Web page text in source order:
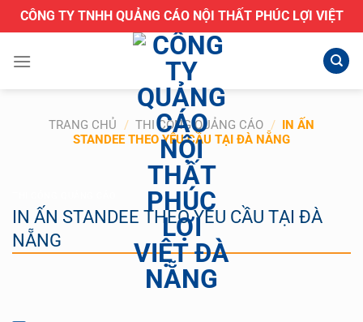
qua
dung
CÔNG TY TNHH QUẢNG CÁO NỘI THẤT PHÚC LỢI VIỆT
TRANG CHỦ / THI CÔNG QUẢNG CÁO / IN ẤN
STANDEE THEO YÊU CẦU TẠI ĐÀ NẴNG
IN ẤN STANDEE THEO YÊU CẦU TẠI ĐÀ
NẴNG